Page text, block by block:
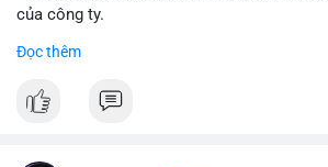
của công ty.
#abtc #cryptonews
$btc $eth
Đọc thêm